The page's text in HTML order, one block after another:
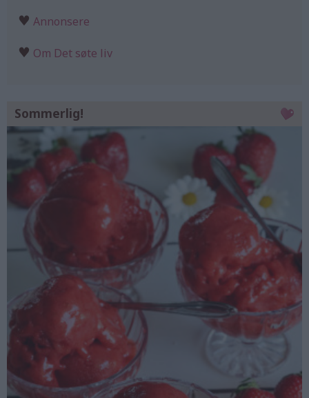
♥ Annonsere
♥ Om Det søte liv
Sommerlig!